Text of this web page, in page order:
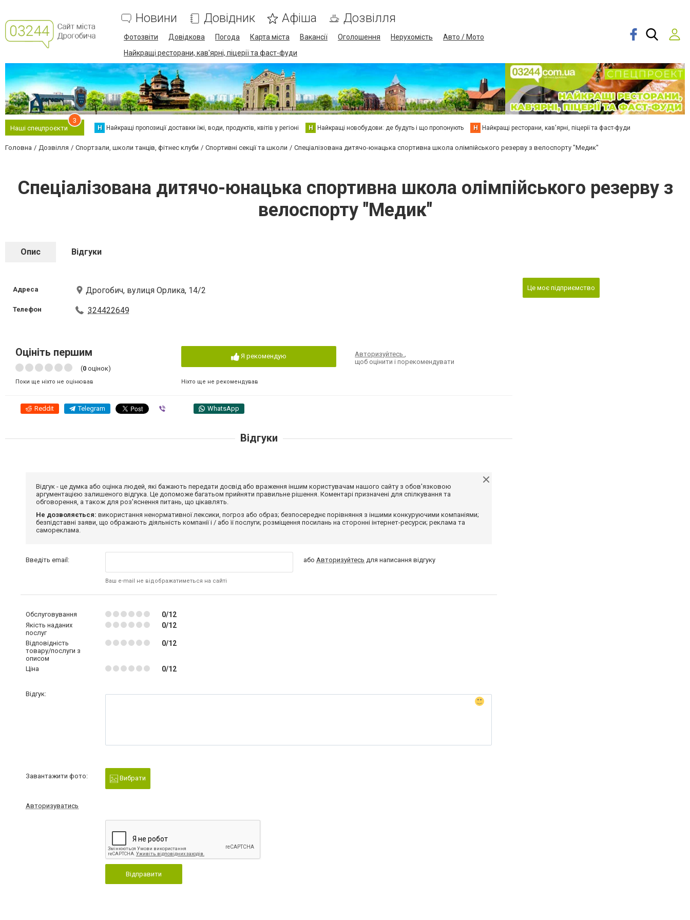
Новини Довідник Афіша Дозвілля
Фотозвіти Довідкова Погода Карта міста Вакансії Оголошення Нерухомість
Авто / Мото
Найкращі ресторани, кав'ярні, піцерії та фаст-фуди
Наші спецпроєкти
3
Н Найкращі пропозиції доставки їжі, води, продуктів, квітів у регіоні Н Найкращі новобудови: де будуть і що пропонують Н Найкращі ресторани, кав'ярні, піцерії та фаст-фуди
Головна Дозвілля Спортзали, школи танців, фітнес клуби Спортивні секції та школи Спеціалізована дитячо-юнацька спортивна школа олімпійського резерву з велоспорту "Медик"
Спеціалізована дитячо-юнацька спортивна школа олімпійського резерву з
велоспорту "Медик"
Опис Відгуки
Адреса Дрогобич, вулиця Орлика, 14/2
Телефон 324422649
Оцініть першим
(0 оцінок)
Поки ще ніхто не оцінював
Я рекомендую
Ніхто ще не рекомендував
Авторизуйтесь,
щоб оцінити і порекомендувати
Reddit Telegram WhatsApp
Це моє підприємство
Відгуки
Відгук - це думка або оцінка людей, які бажають передати досвід або враження іншим користувачам нашого сайту з обов'язковою
аргументацією залишеного відгука. Це допоможе багатьом прийняти правильне рішення. Коментарі призначені для спілкування та
обговорення, а також для роз'яснення питань, що цікавлять.
Не дозволяється: використання ненормативної лексики, погроз або образ; безпосереднє порівняння з іншими конкуруючими компаніями;
безпідставні заяви, що ображають діяльність компанії і / або її послуги; розміщення посилань на сторонні інтернет-ресурси; реклама та
самореклама.
Введіть email:
Ваш e-mail не відображатиметься на сайті
абоАвторизуйтесь для написання відгуку
Обслуговування 0/12
Якість наданих
послуг
0/12
Відповідність
товару/послуги з
описом
0/12
Ціна 0/12
Відгук:
Завантажити фото: Вибрати
Авторизуватись
Відправити